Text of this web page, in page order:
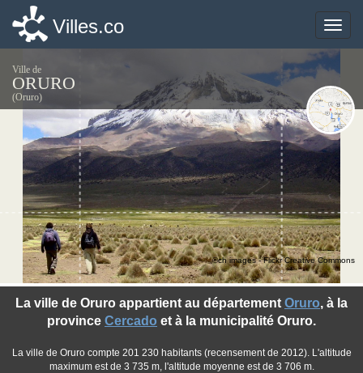
Toggle
Villes.co
Ville de
ORURO
(Oruro)
La ville de Oruro appartient au département Oruro, à la
province Cercado et à la municipalité Oruro.
La ville de Oruro compte 201 230 habitants (recensement de 2012). L'altitude
maximum est de 3 735 m, l'altitude moyenne est de 3 706 m.
©ch images - Flickr Creative Commons
Toggle
Villes.co